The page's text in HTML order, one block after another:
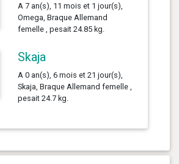
A 7 an(s), 11 mois et 1 jour(s),
Omega, Braque Allemand
femelle , pesait 24.85 kg.
Skaja
A 0 an(s), 6 mois et 21 jour(s),
Skaja, Braque Allemand femelle ,
pesait 24.7 kg.